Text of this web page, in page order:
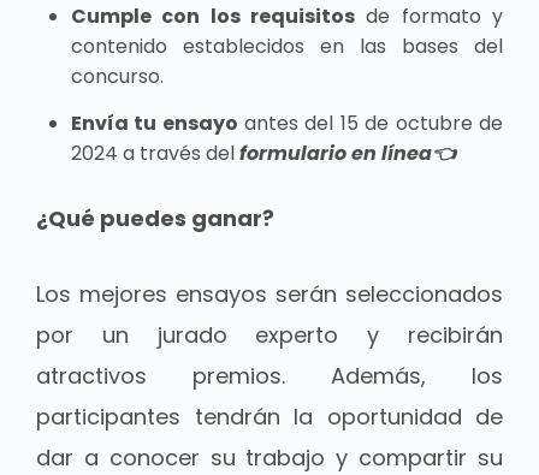
Cumple con los requisitosde formato y
contenido establecidos en las bases del
concurso.
Envía tu ensayo antes del 15 de octubre de
2024 a través delformulario en línea👈
¿Qué puedes ganar?
Los mejores ensayos serán seleccionados
por un jurado experto y recibirán
atractivos premios. Además, los
participantes tendrán la oportunidad de
dar a conocer su trabajo y compartir su